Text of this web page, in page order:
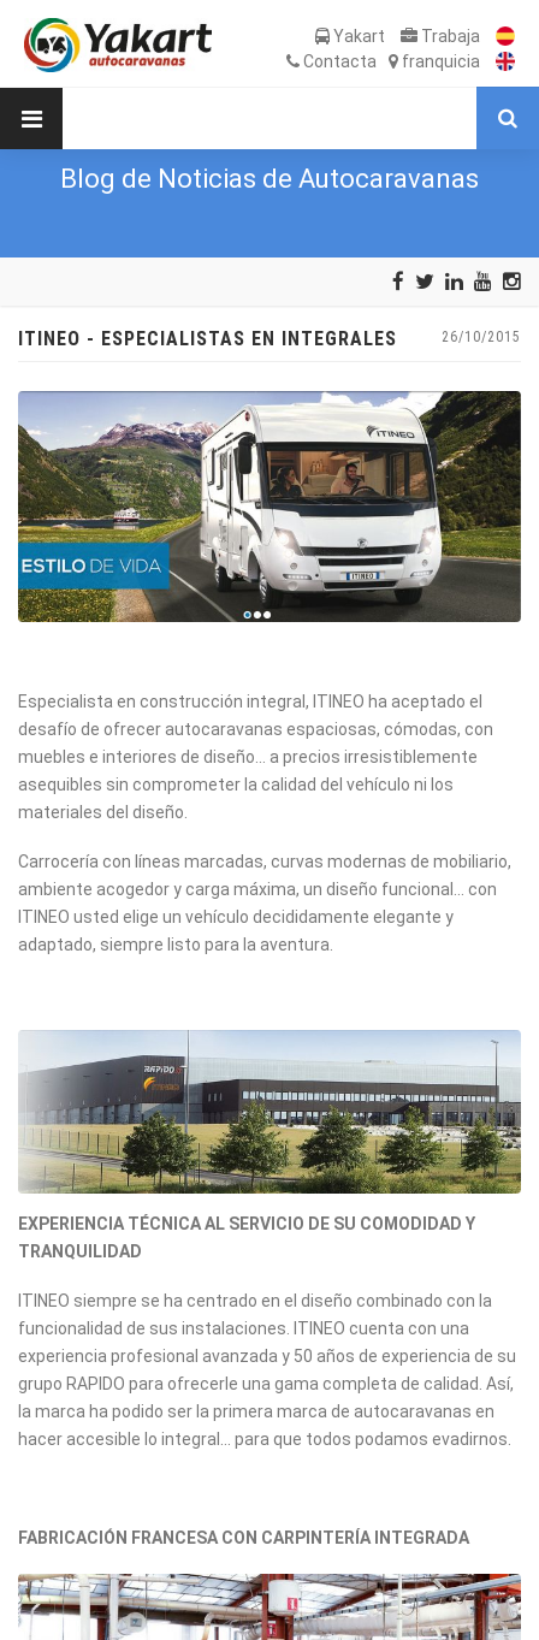
Yakart
Trabaja
Contacta
franquicia
Blog de Noticias de Autocaravanas
ITINEO - ESPECIALISTAS EN INTEGRALES 26/10/2015
Especialista en construcción integral, ITINEO ha aceptado el
desafío de ofrecer autocaravanas espaciosas, cómodas, con
muebles e interiores de diseño... a precios irresistiblemente
asequibles sin comprometer la calidad del vehículo ni los
materiales del diseño.
Carrocería con líneas marcadas, curvas modernas de mobiliario,
ambiente acogedor y carga máxima, un diseño funcional… con
ITINEO usted elige un vehículo decididamente elegante y
adaptado, siempre listo para la aventura.
EXPERIENCIA TÉCNICA AL SERVICIO DE SU COMODIDAD Y
TRANQUILIDAD
ITINEO siempre se ha centrado en el diseño combinado con la
funcionalidad de sus instalaciones. ITINEO cuenta con una
experiencia profesional avanzada y 50 años de experiencia de su
grupo RAPIDO para ofrecerle una gama completa de calidad. Así,
la marca ha podido ser la primera marca de autocaravanas en
hacer accesible lo integral... para que todos podamos evadirnos.
FABRICACIÓN FRANCESA CON CARPINTERÍA INTEGRADA